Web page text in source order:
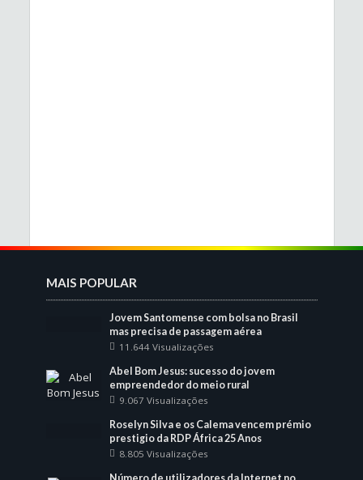
MAIS POPULAR
Jovem Santomense com bolsa no Brasil
mas precisa de passagem aérea
11.644 Visualizações
Abel Bom Jesus: sucesso do jovem
empreendedor do meio rural
9.067 Visualizações
Roselyn Silva e os Calema vencem prémio
prestigio da RDP África 25 Anos
8.805 Visualizações